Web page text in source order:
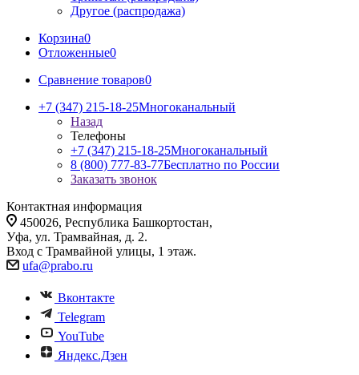
Другое (распродажа)
Корзина0
Отложенные0
Сравнение товаров0
+7 (347) 215-18-25Многоканальный
Назад
Телефоны
+7 (347) 215-18-25Многоканальный
8 (800) 777-83-77Бесплатно по России
Заказать звонок
Контактная информация
450026, Республика Башкортостан,
Уфа, ул. Трамвайная, д. 2.
Вход с Трамвайной улицы, 1 этаж.
ufa@prabo.ru
Вконтакте
Telegram
YouTube
Яндекс.Дзен